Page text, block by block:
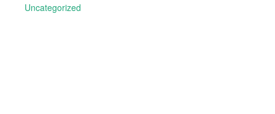
Uncategorized